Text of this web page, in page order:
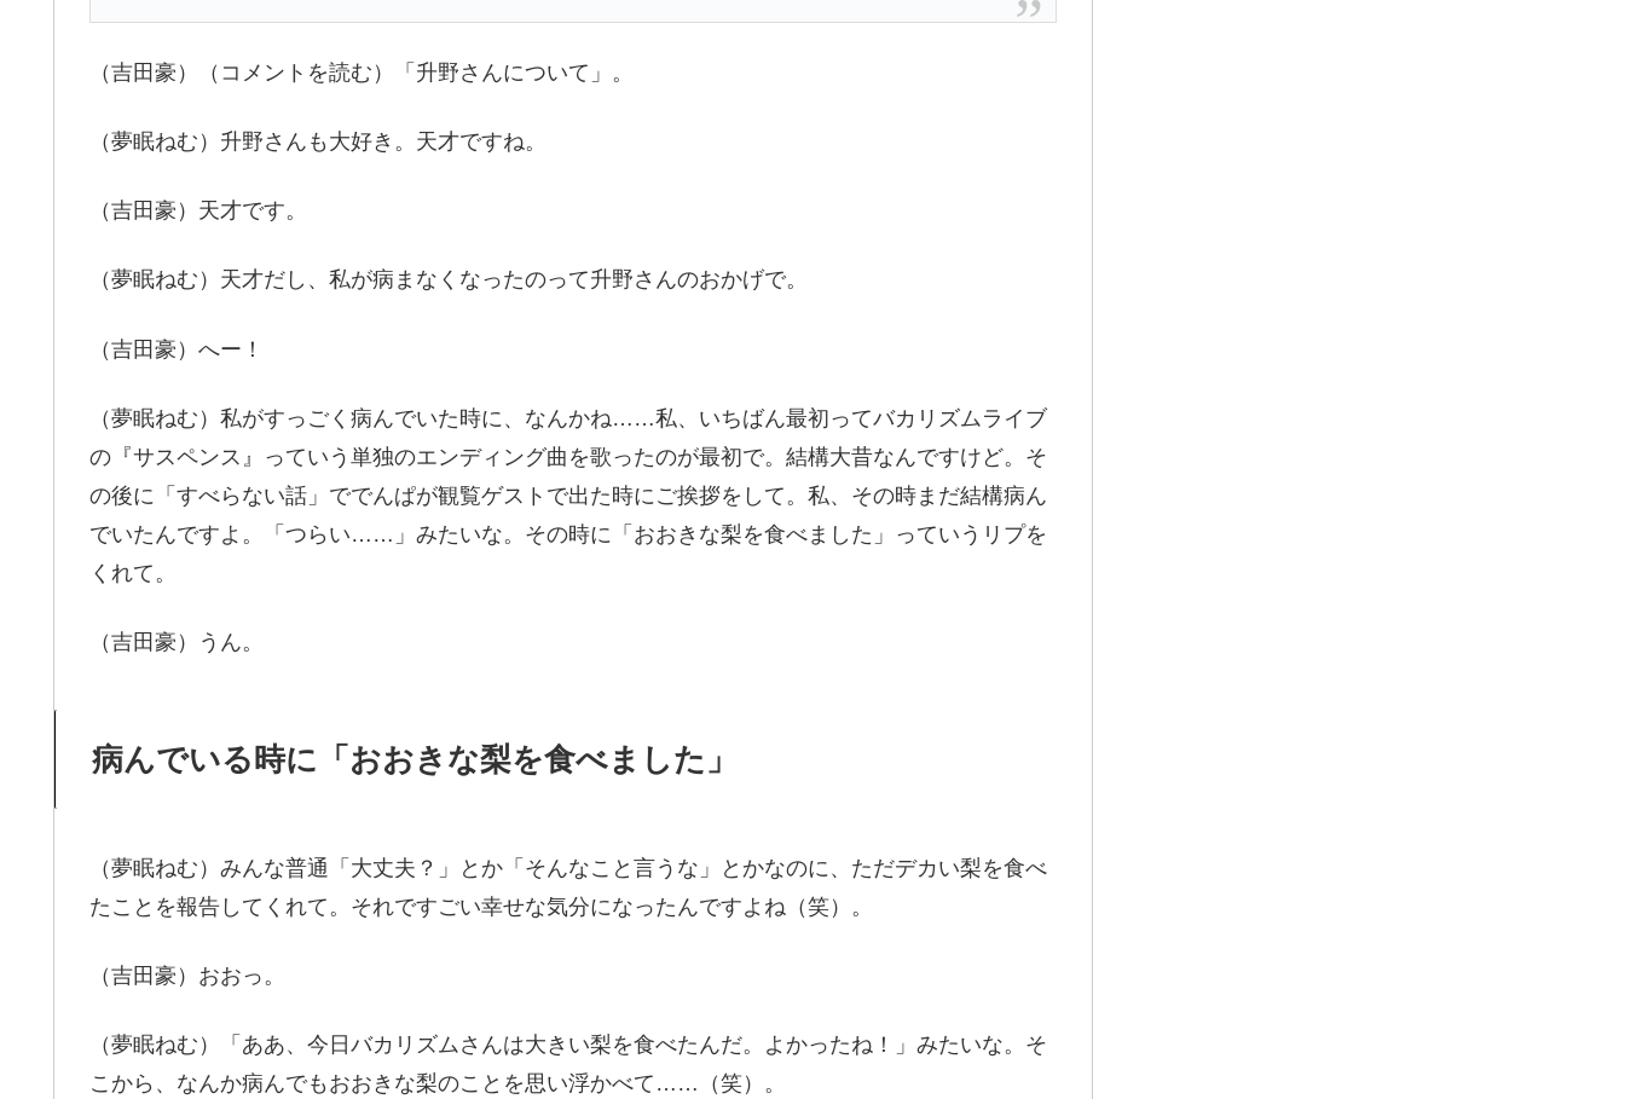
（吉田豪）（コメントを読む）「升野さんについて」。
（夢眠ねむ）升野さんも大好き。天才ですね。
（吉田豪）天才です。
（夢眠ねむ）天才だし、私が病まなくなったのって升野さんのおかげで。
（吉田豪）へー！
（夢眠ねむ）私がすっごく病んでいた時に、なんかね……私、いちばん最初ってバカリズムライブ
の『サスペンス』っていう単独のエンディング曲を歌ったのが最初で。結構大昔なんですけど。そ
の後に「すべらない話」ででんぱが観覧ゲストで出た時にご挨拶をして。私、その時まだ結構病ん
でいたんですよ。「つらい……」みたいな。その時に「おおきな梨を食べました」っていうリプを
くれて。
（吉田豪）うん。
病んでいる時に「おおきな梨を食べました」
（夢眠ねむ）みんな普通「大丈夫？」とか「そんなこと言うな」とかなのに、ただデカい梨を食べ
たことを報告してくれて。それですごい幸せな気分になったんですよね（笑）。
（吉田豪）おおっ。
（夢眠ねむ）「ああ、今日バカリズムさんは大きい梨を食べたんだ。よかったね！」みたいな。そ
こから、なんか病んでもおおきな梨のことを思い浮かべて……（笑）。